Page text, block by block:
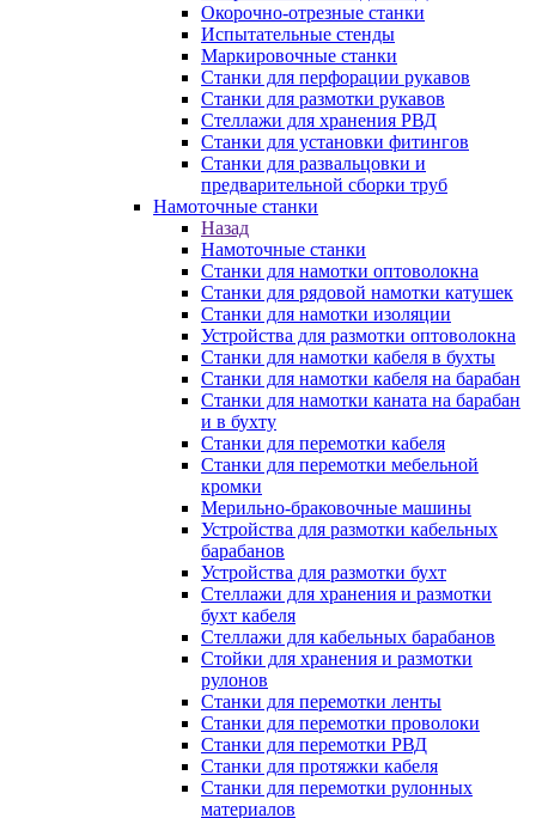
Окорочно-отрезные станки
Испытательные стенды
Маркировочные станки
Станки для перфорации рукавов
Станки для размотки рукавов
Стеллажи для хранения РВД
Станки для установки фитингов
Станки для развальцовки и
предварительной сборки труб
Намоточные станки
Назад
Намоточные станки
Станки для намотки оптоволокна
Станки для рядовой намотки катушек
Станки для намотки изоляции
Устройства для размотки оптоволокна
Станки для намотки кабеля в бухты
Станки для намотки кабеля на барабан
Станки для намотки каната на барабан
и в бухту
Станки для перемотки кабеля
Станки для перемотки мебельной
кромки
Мерильно-браковочные машины
Устройства для размотки кабельных
барабанов
Устройства для размотки бухт
Стеллажи для хранения и размотки
бухт кабеля
Стеллажи для кабельных барабанов
Стойки для хранения и размотки
рулонов
Станки для перемотки ленты
Станки для перемотки проволоки
Станки для перемотки РВД
Станки для протяжки кабеля
Станки для перемотки рулонных
материалов